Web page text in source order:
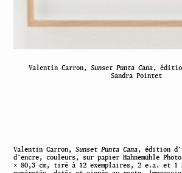
Valentin Carron, Sunset Punta Cana,
Sandra Pointet
Valentin Carron,Sunset Punta Cana, édition
d’encre, couleurs, sur papier Hahnemühle Photo
× 80,3 cm, tiré à 12 exemplaires, 2 e.a. et 1